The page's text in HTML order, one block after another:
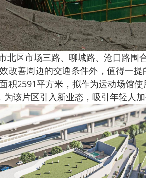
北区市场三路、聊城路、沧口路围
改善周边的交通条件外，值得一
积2591平方米，拟作为运动场馆
为该片区引入新业态，吸引年轻人加